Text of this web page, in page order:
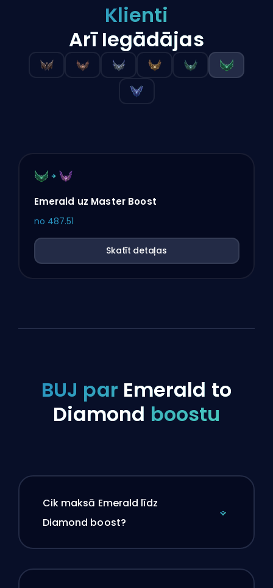
Klienti
Arī Iegādājas
Emerald uz Master Boost
no 487.51
Skatīt detaļas
BUJ par Emerald to
Diamond boostu
Cik maksā Emerald līdz
Diamond boost?